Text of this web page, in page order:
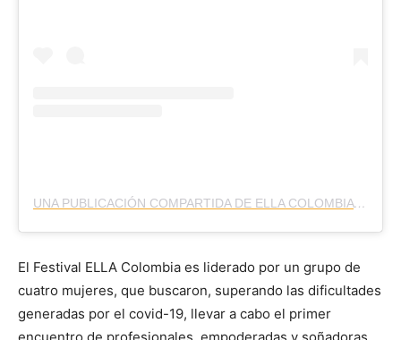
UNA PUBLICACIÓN COMPARTIDA DE ELLA COLOMBIA BY @ELLAFESTIVAL (@ELLACOLOMBIA)
El Festival ELLA Colombia es liderado por un grupo de
cuatro mujeres, que buscaron, superando las dificultades
generadas por el covid-19, llevar a cabo el primer